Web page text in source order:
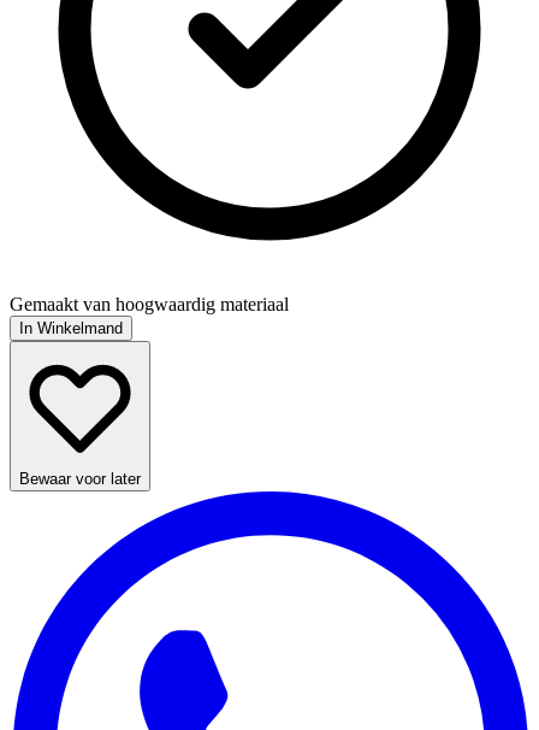
Gemaakt van hoogwaardig materiaal
In Winkelmand
Bewaar voor later